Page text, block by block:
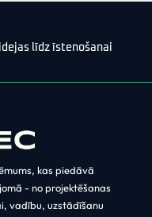
līdz īstenošanai
kas piedāvā
- no projektēšanas
vadību, uzstādīšanu